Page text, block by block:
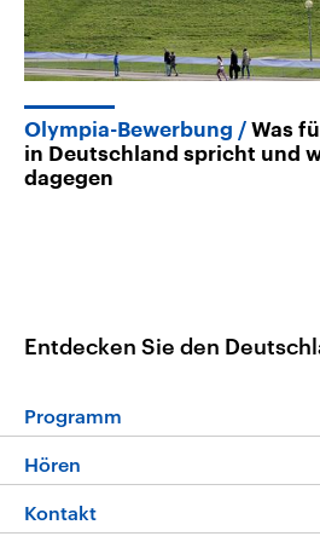
Olympia-Bewerbung
Was
in Deutschland spricht und
dagegen
Entdecken Sie den
Programm
Programm
Die Nachrichten
Hören
Livestream
Kontakt